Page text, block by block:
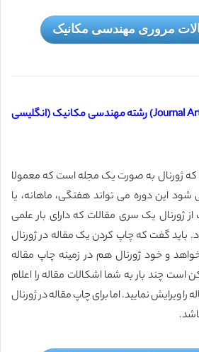
مروری مهندسی مکانیک
لیست مقالات ژورنالی (Journal Article) رشته مهندسی مکانیک (انگلیسی
که ژورنال به صورت یک مجله است که معمولا
این دوره می تواند هفتگی‌، ماهانه‌، یا
ژورنال یک سری مقالات که دارای بار علمی
گفت که چاپ کردن یک مقاله در ژورنال
و خود ژورنال هم در زمینه چاپ مقاله
چند بار به شما اشکالات مقاله را اعلام
را ویرایش نمایید. اما برای چاپ مقاله در ژورنال